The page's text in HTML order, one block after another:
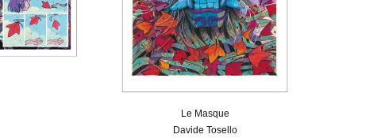
Le Masque
Davide Tosello